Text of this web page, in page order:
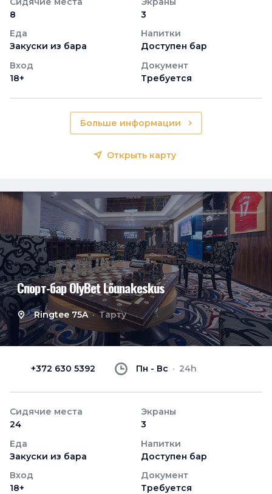
8
3
Еда
Закуски из бара
Напитки
Доступен бар
Вход
18+
Документ
Требуется
Больше информации
Открыть карту
Спорт-бар OlyBet Lõunakeskus
Ringtee 75A Тарту
+372 630 5392 Пн - Вс 24h
Сидячие места
24
Экраны
3
Еда
Закуски из бара
Напитки
Доступен бар
Вход
18+
Документ
Требуется